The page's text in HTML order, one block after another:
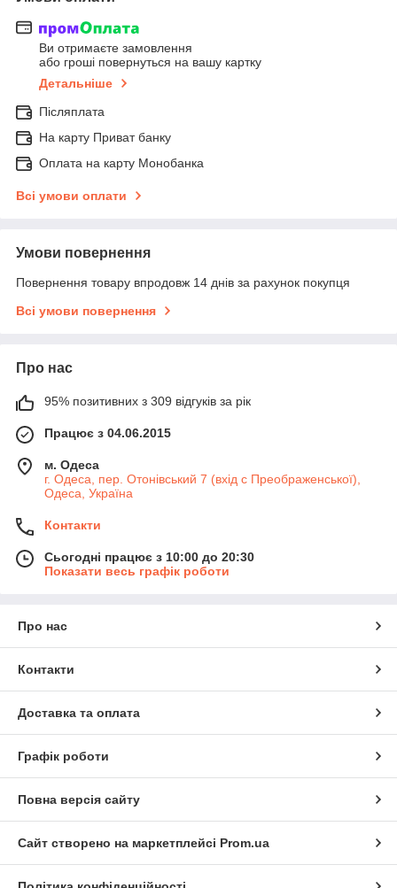
Ви отримаєте замовлення
або гроші повернуться на вашу картку
Детальніше
Післяплата
На карту Приват банку
Оплата на карту Монобанка
Всі умови оплати
Умови повернення
Повернення товару впродовж 14 днів за рахунок покупця
Всі умови повернення
Про нас
95% позитивних з 309 відгуків за рік
Працює з 04.06.2015
м. Одеса
г. Одеса, пер. Отонівський 7 (вхід с Преображенської),
Одеса, Україна
Контакти
Сьогодні працює з 10:00 до 20:30
Показати весь графік роботи
Про нас
Контакти
Доставка та оплата
Графік роботи
Повна версія сайту
Сайт створено на маркетплейсі Prom.ua